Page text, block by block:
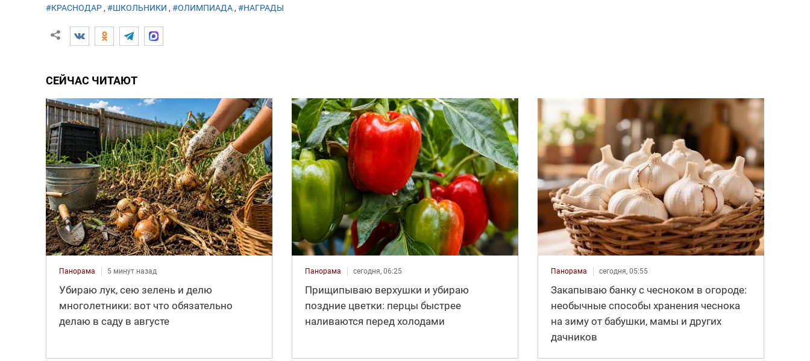
#КРАСНОДАР, #ШКОЛЬНИКИ , #ОЛИМПИАДА, #НАГРАДЫ
СЕЙЧАС ЧИТАЮТ
Панорама 5 минут назад
Убираю лук, сею зелень и делю
многолетники: вот что обязательно
делаю в саду в августе
Панорама сегодня, 06:25
Прищипываю верхушки и убираю
поздние цветки: перцы быстрее
наливаются перед холодами
Панорама сегодня, 05:55
Закапываю банку с чесноком в огороде:
необычные способы хранения чеснока
на зиму от бабушки, мамы и других
дачников